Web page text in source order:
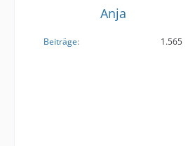
Anja
Beiträge 1.565